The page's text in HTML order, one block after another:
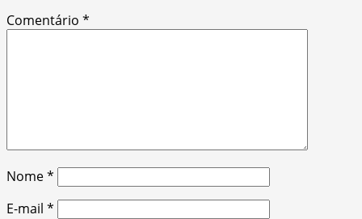
Comentário *
Nome*
E-mail *